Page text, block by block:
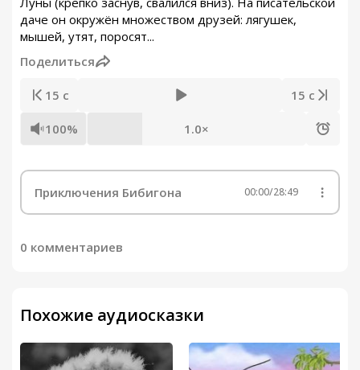
даче он окружён множеством друзей: лягушек,
мышей, утят, поросят...
Поделиться
15 с 15 с
100% 1.0×
Приключения Бибигона 00:00/28:49
0 комментариев
Похожие аудиосказки